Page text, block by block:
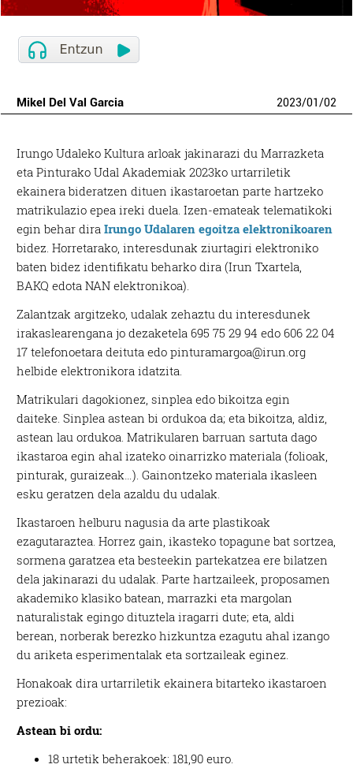
Mikel Del Val Garcia 2023/01/02
Irungo Udaleko Kultura arloak jakinarazi du Marrazketa
eta Pinturako Udal Akademiak 2023ko urtarriletik
ekainera bideratzen dituen ikastaroetan parte hartzeko
matrikulazio epea ireki duela. Izen-emateak telematikoki
egin behar diraIrungo Udalaren egoitza elektronikoaren
bidez. Horretarako, interesdunak ziurtagiri elektroniko
baten bidez identifikatu beharko dira (Irun Txartela,
BAKQ edota NAN elektronikoa).
Zalantzak argitzeko, udalak zehaztu du interesdunek
irakaslearengana jo dezaketela 695 75 29 94 edo 606 22 04
17 telefonoetara deituta edo pinturamargoa@irun.org
helbide elektronikora idatzita.
Matrikulari dagokionez, sinplea edo bikoitza egin
daiteke. Sinplea astean bi ordukoa da; eta bikoitza, aldiz,
astean lau ordukoa. Matrikularen barruan sartuta dago
ikastaroa egin ahal izateko oinarrizko materiala (folioak,
pinturak, guraizeak…). Gainontzeko materiala ikasleen
esku geratzen dela azaldu du udalak.
Ikastaroen helburu nagusia da arte plastikoak
ezagutaraztea. Horrez gain, ikasteko topagune bat sortzea,
sormena garatzea eta besteekin partekatzea ere bilatzen
dela jakinarazi du udalak. Parte hartzaileek, proposamen
akademiko klasiko batean, marrazki eta margolan
naturalistak egingo dituztela iragarri dute; eta, aldi
berean, norberak berezko hizkuntza ezagutu ahal izango
du ariketa esperimentalak eta sortzaileak eginez.
Honakoak dira urtarriletik ekainera bitarteko ikastaroen
prezioak:
Astean bi ordu:
18 urtetik beherakoek: 181,90 euro.